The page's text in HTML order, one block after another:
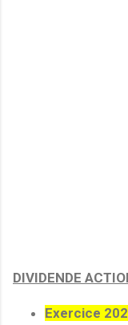
DIVIDENDE
Exercice